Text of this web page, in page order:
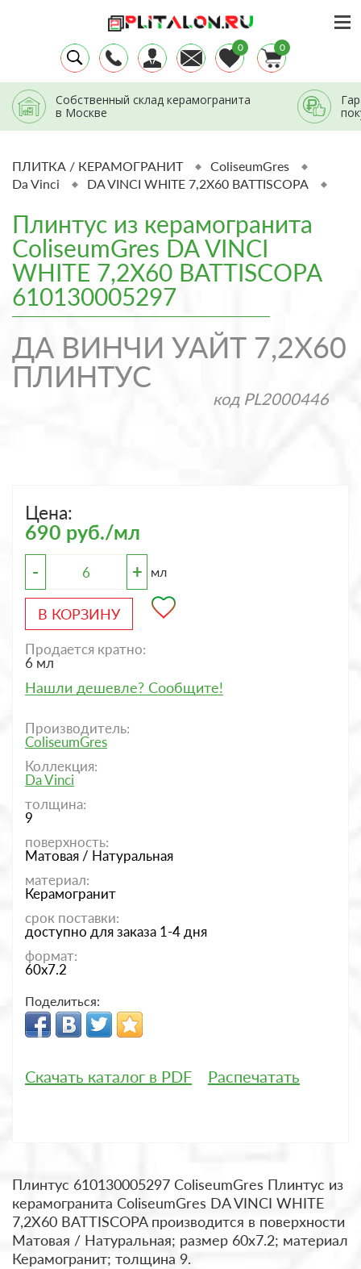
0 0
Собственный склад керамогранита
в Москве
ПЛИТКА / КЕРАМОГРАНИТ
ColiseumGres
Da Vinci
DA VINCI WHITE 7,2X60 BATTISCOPA
Плинтус из керамогранита
ColiseumGres DA VINCI
WHITE 7,2X60 BATTISCOPA
610130005297
ДА ВИНЧИ УАЙТ 7,2X60
ПЛИНТУС
код PL2000446
Цена:
690 руб./мл
- + мл
В КОРЗИНУ
Продается кратно:
6 мл
Нашли дешевле? Сообщите!
Производитель:
ColiseumGres
Коллекция:
Da Vinci
толщина:
9
поверхность:
Матовая / Натуральная
материал:
Керамогранит
срок поставки:
доступно для заказа 1-4 дня
формат:
60x7.2
Поделиться:
Скачать каталог в PDF Распечатать
Плинтус 610130005297 ColiseumGres Плинтус из
керамогранита ColiseumGres DA VINCI WHITE
7,2X60 BATTISCOPA производится в поверхности
Матовая / Натуральная; размер 60x7.2; материал
Керамогранит; толщина 9.